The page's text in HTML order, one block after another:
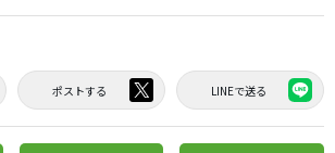
ポストする LINEで送る